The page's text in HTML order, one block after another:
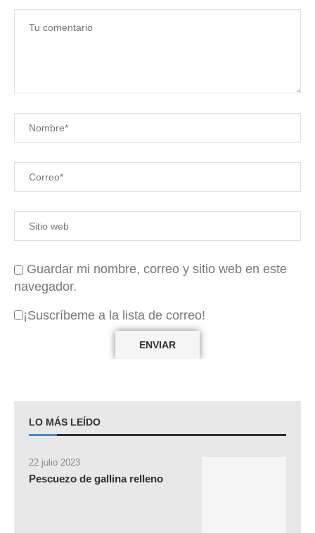
Guardar mi nombre, correo y sitio web en este
navegador.
¡Suscríbeme a la lista de correo!
LO MÁS LEÍDO
22 julio 2023
Pescuezo de gallina relleno